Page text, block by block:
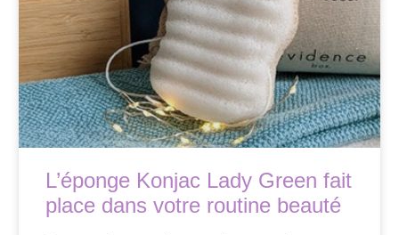
L’éponge Konjac Lady Green fait
place dans votre routine beauté